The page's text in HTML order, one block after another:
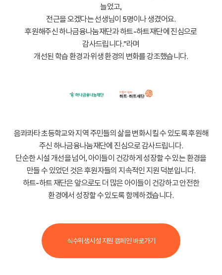
늘었고,
전근을 오겠다는 선생님이 5명이나 생겼어요.
후원해주신 하나금융나눔재단과 하트-하트재단에 진심으로
감사드립니다.”라며
개선된 학습 환경과 위생 환경의 변화를 강조했습니다.
음콰콰타 초등학교와 지역 주민들의 삶을 변화시킬 수 있도록 후원해
주신 하나금융나눔재단에 진심으로 감사드립니다.
단순한 시설 개선을 넘어, 아이들이 건강하게 성장할 수 있는 환경을
만들 수 있었던 것은 후원자들의 지속적인 지원 덕분입니다.
하트-하트 재단은 앞으로도 더 많은 아이들이 건강하고 안전한
환경에서 성장할 수 있도록 함께하겠습니다.
식수위생시설 지원 캠페인 바로가기